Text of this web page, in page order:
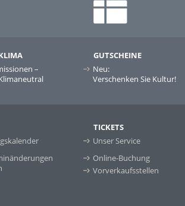
–
GUTSCHEINE
Neu:
Verschenken Sie Kultur!
TICKETS
Unser Service
Online-Buchung
Vorverkaufsstellen